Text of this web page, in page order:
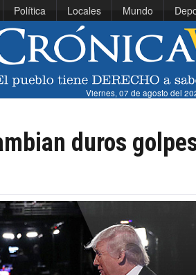
Política Locales Mundo
Viernes, 07 de agosto del
duros